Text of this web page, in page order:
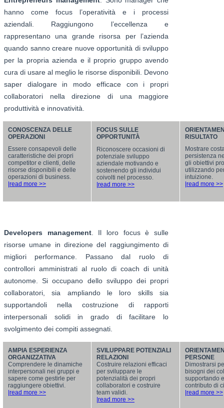
hanno come focus l’operatività e i processi
aziendali. Raggiungono l’eccellenza e
rappresentano una grande risorsa per l’azienda
quando sanno creare nuove opportunità di sviluppo
per la propria azienda e il proprio gruppo avendo
cura di usare al meglio le risorse disponibili. Devono
saper dialogare in modo efficace con i propri
collaboratori nella direzione di una maggiore
produttività e innovatività.
CONOSCENZA DELLE
OPERAZIONI
Essere consapevoli delle
caratteristiche dei propri
competitor e clienti, delle
risorse disponibili e delle
operazioni di business.
|read more >>
FOCUS SULLE
OPPORTUNITÀ
Riconoscere occasioni di
potenziale sviluppo
aziendale motivando e
sostenendo gli individui
coivolti nel processo.
|read more >>
RISULTATO
Mostrare
persistenza
gli obiettivi
utilizzando
intuizione.
|read more >>
Developers management. Il loro focus è sulle
risorse umane in direzione del raggiungimento di
migliori performance. Passano dal ruolo di
controllori amministrati al ruolo di coach di unità
autonome. Si occupano dello sviluppo dei propri
collaboratori, sia ampliando le loro skills sia
supportandoli nella costruzione di rapporti
interpersonali solidi in grado di facilitare lo
svolgimento dei compiti assegnati.
AMPIA ESPERIENZA
ORGANIZZATIVA
Comprendere le dinamiche
interpersonali nei gruppi e
sapere come gestirle per
raggiungere obiettivi.
|read more >>
SVILUPPARE POTENZIALI
RELAZIONI
Costruire relazioni efficaci
per sviluppare le
potenzialità dei propri
collaboratori e costruire
team validi.
|read more >>
PERSONE
Dimostrarsi
bisogni dei
supportando
contributo di
|read more >>